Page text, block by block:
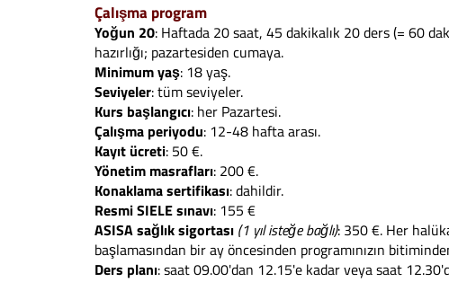
Çalışma program
Yoğun 20: Haftada 20 saat, 45 dakikalık 20 ders (= 60
hazırlığı; pazartesiden cumaya.
Minimum yaş: 18 yaş.
Seviyeler: tüm seviyeler.
Kurs başlangıcı: her Pazartesi.
Çalışma periyodu: 12-48 hafta arası.
Kayıt ücreti: 50 €.
Yönetim masrafları: 200 €.
Konaklama sertifikası: dahildir.
Resmi SIELE sınavı: 155 €
ASISA sağlık sigortası (1 yıl isteğe bağlı): 350 €. Her
başlamasından bir ay öncesinden programınızın
Ders planı: saat 09.00'dan 12.15'e kadar veya saat